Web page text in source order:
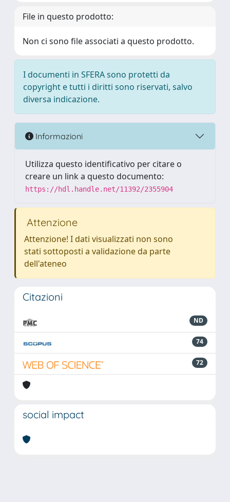
File in questo prodotto:
Non ci sono file associati a questo prodotto.
I documenti in SFERA sono protetti da
copyright e tutti i diritti sono riservati, salvo
diversa indicazione.
Informazioni
Utilizza questo identificativo per citare o
creare un link a questo documento:
https://hdl.handle.net/11392/2355904
Attenzione
Attenzione! I dati visualizzati non sono
stati sottoposti a validazione da parte
dell'ateneo
Citazioni
ND
74
72
social impact